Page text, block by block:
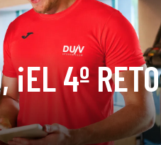
¡EL 4º RETO